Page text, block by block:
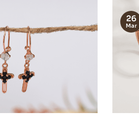
26
Mar